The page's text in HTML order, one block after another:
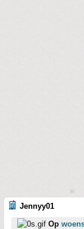
Jennyy01
Op